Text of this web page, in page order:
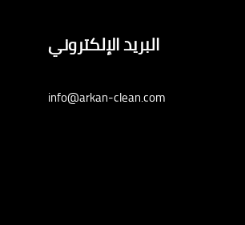
البريد الإلكتروني
info@arkan-clean.com